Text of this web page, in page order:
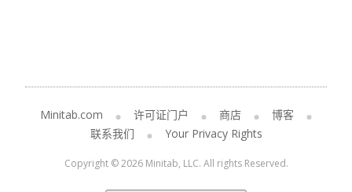
Minitab.com 许可证门户 商店
博客
联系我们
Your Privacy Rights
Copyright © 2026 Minitab, LLC. All rights Reserved.